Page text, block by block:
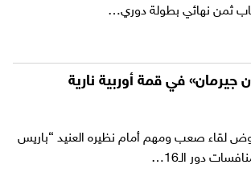
ثمن نهائي بطولة دوري…
جيرمان» في قمة أوربية نارية
لقاء صعب ومهم أمام نظيره العنيد “باريس
دور الـ16…